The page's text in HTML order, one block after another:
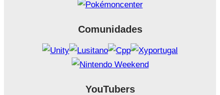
Comunidades
YouTubers